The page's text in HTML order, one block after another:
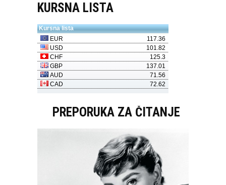
KURSNA LISTA
PREPORUKA ZA ČITANJE